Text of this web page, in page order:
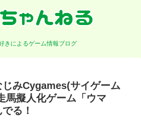
きによるゲーム情報ブログ
みCygames(サイゲーム
馬擬人化ゲーム「ウマ
る！